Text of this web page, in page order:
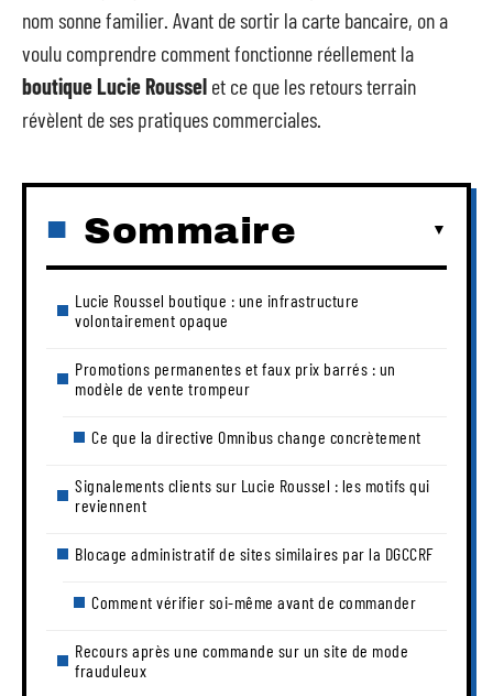
nom sonne familier. Avant de sortir la carte bancaire, on a
voulu comprendre comment fonctionne réellement la
boutique Lucie Roussel et ce que les retours terrain
révèlent de ses pratiques commerciales.
Sommaire
Lucie Roussel boutique : une infrastructure
volontairement opaque
Promotions permanentes et faux prix barrés : un
modèle de vente trompeur
Ce que la directive Omnibus change concrètement
Signalements clients sur Lucie Roussel : les motifs qui
reviennent
Blocage administratif de sites similaires par la DGCCRF
Comment vérifier soi-même avant de commander
Recours après une commande sur un site de mode
frauduleux